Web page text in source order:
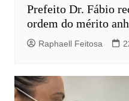
Prefeito Dr. Fábio
ordem do mérito
Raphaell Feitosa